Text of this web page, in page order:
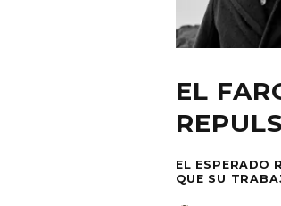
EL
EL ESPERADO
QUE SU